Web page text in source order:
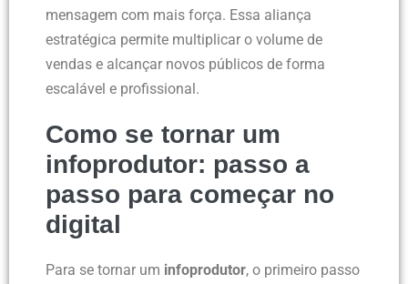
mensagem com mais força. Essa aliança
estratégica permite multiplicar o volume de
vendas e alcançar novos públicos de forma
escalável e profissional.
Como se tornar um
infoprodutor: passo a
passo para começar no
digital
Para se tornar um infoprodutor, o primeiro passo